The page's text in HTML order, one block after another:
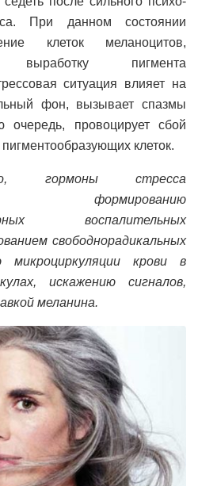
При данном состоянии
клеток меланоцитов,
пигмента
ситуация влияет на
фон, вызывает спазмы
провоцирует сбой
клеток.
гормоны стресса
формированию
воспалительных
свободнорадикальных
микроциркуляции крови в
искажению сигналов,
меланина.